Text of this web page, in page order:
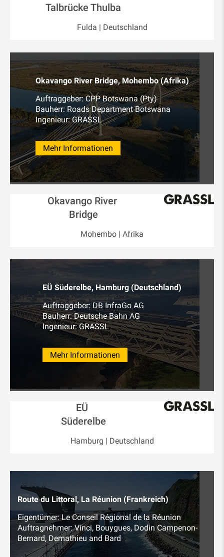
Talbrücke Thulba
Fulda | Deutschland
Okavango River Bridge, Mohembo (Afrika)
Auftraggeber: CPP Botswana (Pty)
Bauherr: Roads Department Botswana
Ingenieur: GRASSL
Mehr Informationen
Okavango River
Bridge
Mohembo | Afrika
EÜ Süderelbe, Hamburg (Deutschland)
Auftraggeber: DB InfraGo AG
Bauherr: Deutsche Bahn AG
Ingenieur: GRASSL
Mehr Informationen
EÜ
Süderelbe
Hamburg | Deutschland
Route du Littoral, La Réunion (Frankreich)
Eigentümer: Le Conseil Régional de la Réunion
Auftragnehmer: Vinci, Bouygues, Dodin Campenon-
Bernard, Demathieu and Bard